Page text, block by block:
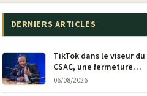
DERNIERS ARTICLES
TikTok dans le viseur du
CSAC, une fermeture
envisagée pour contrer la
06/08/2026